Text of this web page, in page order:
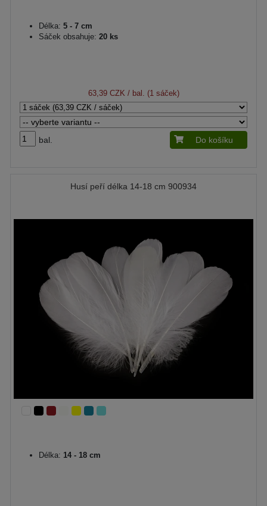
Délka: 5 - 7 cm
Sáček obsahuje: 20 ks
63,39 CZK / bal. (1 sáček)
bal. Do košíku
Husí peří délka 14-18 cm 900934
Délka: 14 - 18 cm